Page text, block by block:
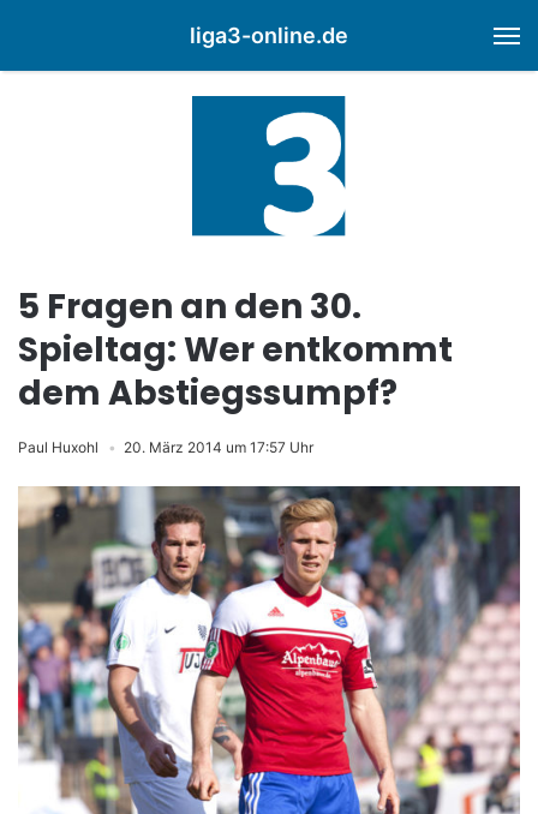
liga3-online.de
5 Fragen an den 30.
Spieltag: Wer entkommt
dem Abstiegssumpf?
Paul Huxohl 20. März 2014 um 17:57 Uhr